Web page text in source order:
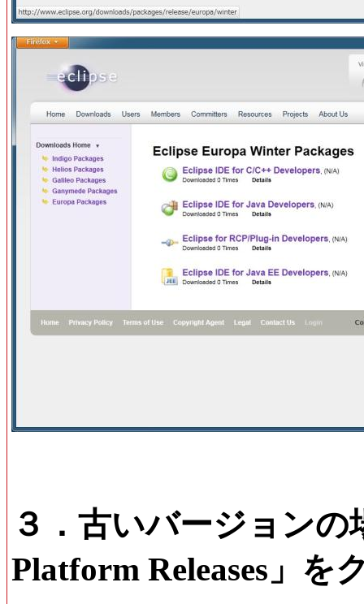
３．古いバージョンの
Platform Releases」を